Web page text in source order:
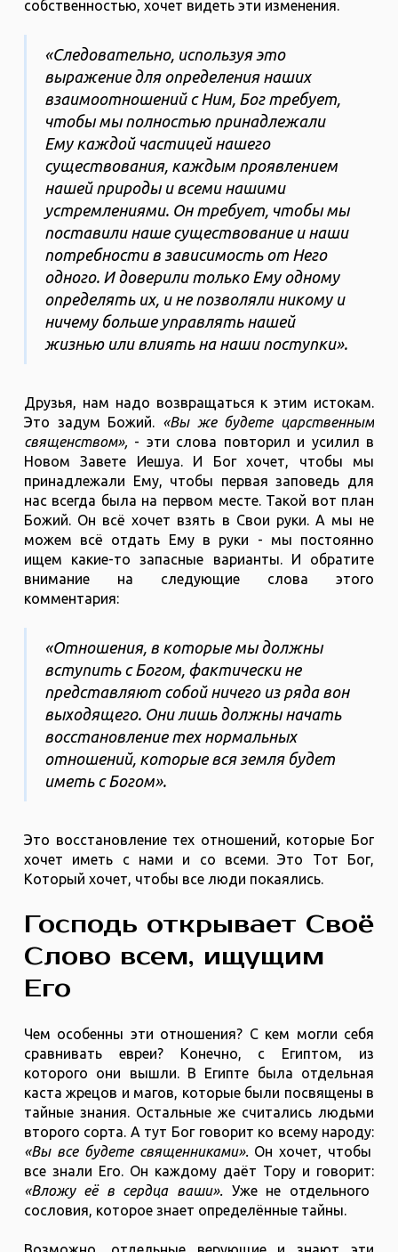
собственностью, хочет видеть эти изменения.
«Следовательно, используя это
выражение для определения наших
взаимоотношений с Ним, Бог требует,
чтобы мы полностью принадлежали
Ему каждой частицей нашего
существования, каждым проявлением
нашей природы и всеми нашими
устремлениями. Он требует, чтобы мы
поставили наше существование и наши
потребности в зависимость от Него
одного. И доверили только Ему одному
определять их, и не позволяли никому и
ничему больше управлять нашей
жизнью или влиять на наши поступки».
Друзья, нам надо возвращаться к этим истокам.
Это задум Божий. «Вы же будете царственным
священством», - эти слова повторил и усилил в
Новом Завете Иешуа. И Бог хочет, чтобы мы
принадлежали Ему, чтобы первая заповедь для
нас всегда была на первом месте. Такой вот план
Божий. Он всё хочет взять в Свои руки. А мы не
можем всё отдать Ему в руки - мы постоянно
ищем какие-то запасные варианты. И обратите
внимание на следующие слова этого
комментария:
«Отношения, в которые мы должны
вступить с Богом, фактически не
представляют собой ничего из ряда вон
выходящего. Они лишь должны начать
восстановление тех нормальных
отношений, которые вся земля будет
иметь с Богом».
Это восстановление тех отношений, которые Бог
хочет иметь с нами и со всеми. Это Тот Бог,
Который хочет, чтобы все люди покаялись.
Господь открывает Своё
Слово всем, ищущим
Его
Чем особенны эти отношения? С кем могли себя
сравнивать евреи? Конечно, с Египтом, из
которого они вышли. В Египте была отдельная
каста жрецов и магов, которые были посвящены в
тайные знания. Остальные же считались людьми
второго сорта. А тут Бог говорит ко всему народу:
«Вы все будете священниками». Он хочет, чтобы
все знали Его. Он каждому даёт Тору и говорит:
«Вложу её в сердца ваши». Уже не отдельного
сословия, которое знает определённые тайны.